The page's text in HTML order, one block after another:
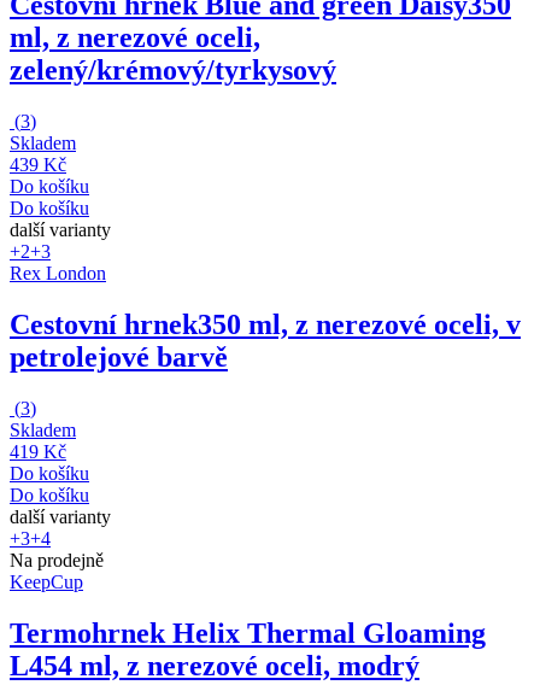
ml, z nerezové oceli,
zelený/krémový/tyrkysový
(3)
Skladem
439 Kč
Do košíku
Do košíku
další varianty
+2+3
Rex London
Cestovní hrnek350 ml, z nerezové oceli, v
petrolejové barvě
(3)
Skladem
419 Kč
Do košíku
Do košíku
další varianty
+3+4
Na prodejně
KeepCup
Termohrnek Helix Thermal Gloaming
L454 ml, z nerezové oceli, modrý